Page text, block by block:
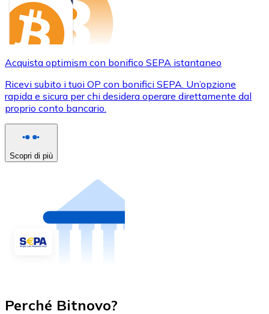
Acquista optimism con bonifico SEPA istantaneo
Ricevi subito i tuoi OP con bonifici SEPA. Un’opzione
rapida e sicura per chi desidera operare direttamente dal
proprio conto bancario.
Scopri di più
Perché Bitnovo?